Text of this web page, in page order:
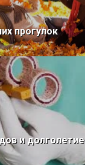
прогулок
и долголетие